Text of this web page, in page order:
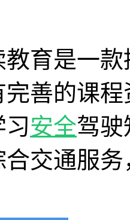
教育是一
善的课
安全驾驶
交通服